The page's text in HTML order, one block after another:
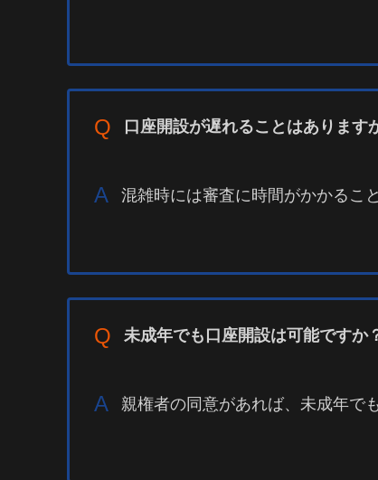
Q 口座開設が遅れることはあります
A 混雑時には審査に時間がかかるこ
Q 未成年でも口座開設は可能ですか
A 親権者の同意があれば、未成年で